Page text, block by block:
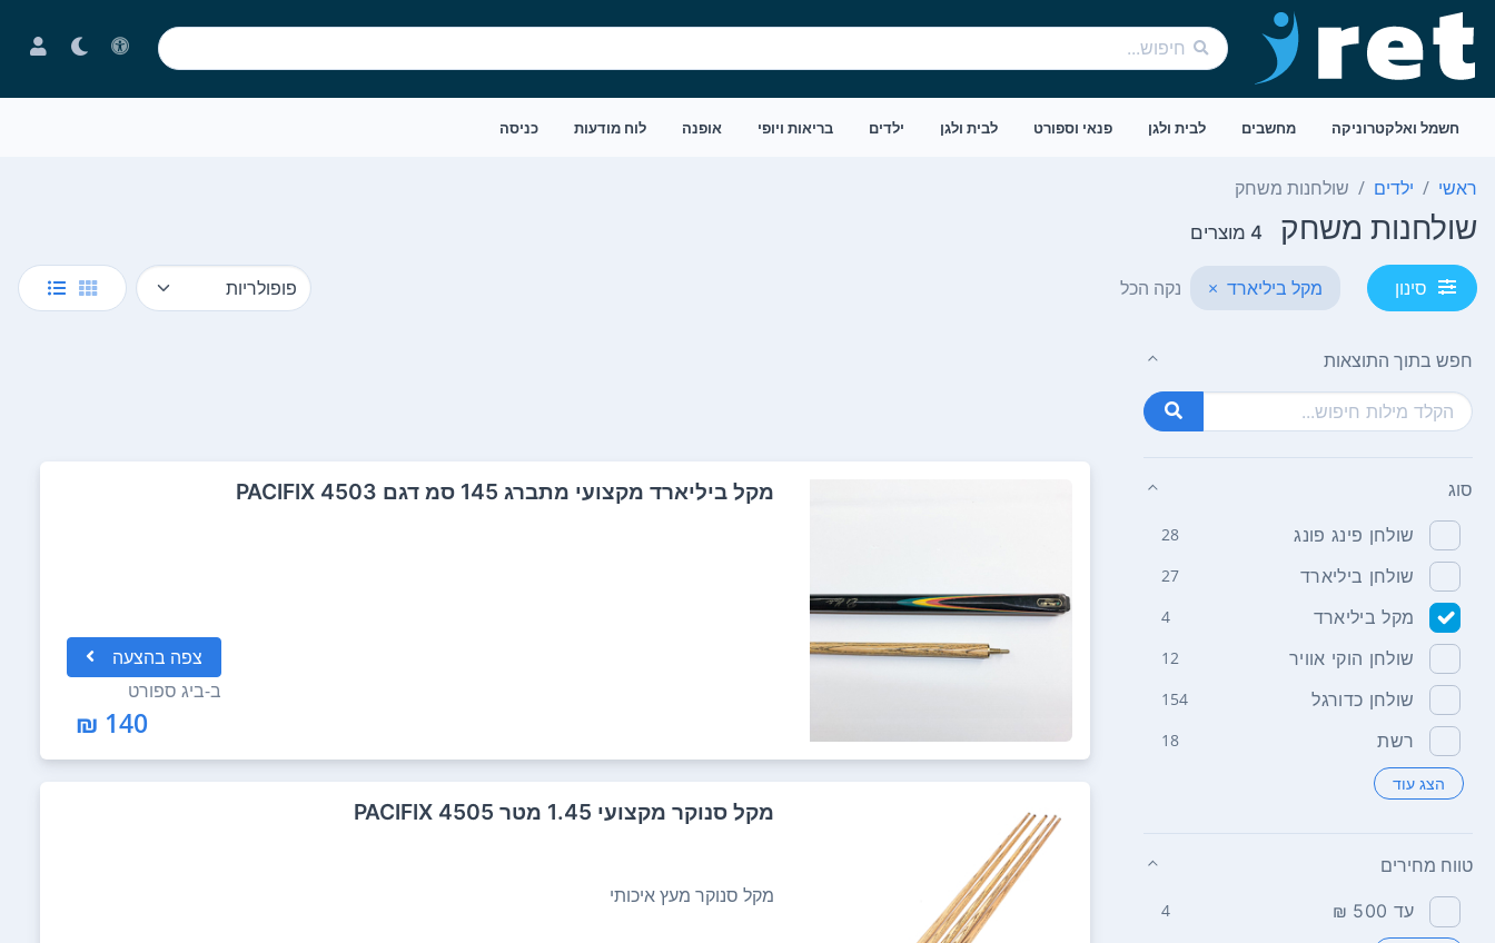
חשמל ואלקטרוניקה מחשבים לבית ולגן פנאי וספורט לבית ולגן ילדים בריאות ויופי אופנה לוח מודעות כניסה
ראשי ילדים שולחנות משחק
שולחנות משחק 4 מוצרים
סינון מקל ביליארד × נקה הכל
חפש בתוך התוצאות
סוג
שולחן פינג פונג 28
שולחן ביליארד 27
מקל ביליארד 4
שולחן הוקי אוויר 12
שולחן כדורגל 154
רשת 18
הצג עוד
טווח מחירים
עד 500 ₪ 4
מקל ביליארד מקצועי מתברג 145 סמ דגם PACIFIX 4503
צפה בהצעה
ב-ביג ספורט
140 ₪
מקל סנוקר מקצועי 1.45 מטר 4505 PACIFIX
מקל סנוקר מעץ איכותי